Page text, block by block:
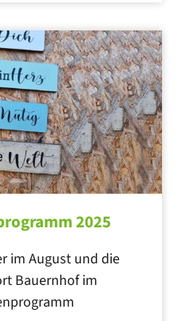
2025
im August und die
Bauernhof im